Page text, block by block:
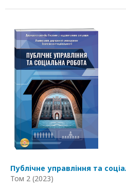
Публічне управління та
Том 2 (2023)